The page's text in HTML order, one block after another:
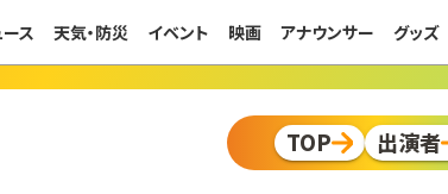
ス 天気・防災 イベント 映画 アナウンサー グッズ
TOP 出演者